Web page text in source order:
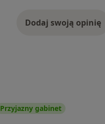
Dodaj swoją opinię
Przyjazny gabinet